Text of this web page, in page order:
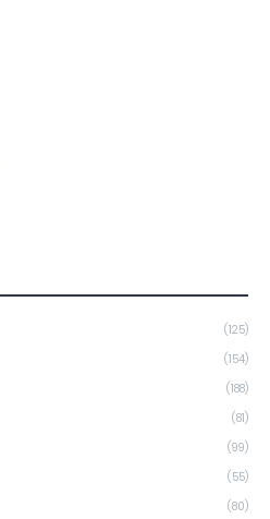
(125)
(154)
(188)
(81)
(99)
(55)
(80)